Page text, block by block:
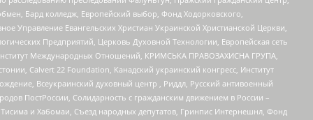
Бард колледж, Европейский выбор, Фонд Ходорковского,
Управление Евангельских Христиан Украинской Христианской Церкви,
Предприятий, Церковь Духовной Технологии, Европейская сеть
Международных Отношений, КРИМСЬКА ПРАВОЗАХИСНА ГРУПА,
Calvert 22 Foundation, Канадский украинский конгресс, Институт
Всеукраинский духовный центр , Риддл, Русский антивоенный
ПостРоссии, Солидарность с гражданским движением в России –
и Хабомаи, Съезд народных депутатов, Гринпис Интернешнл, Фонд